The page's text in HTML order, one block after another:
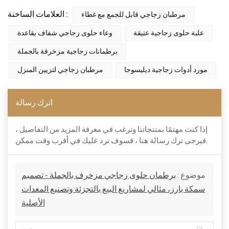
العلامات الساخنة : مرطبان زجاجي قابل للجمع مع غطاء
وعاء حلوى زجاجي شفاف بقاعدة علبة حلوى زجاجية عتيقة
برطمانات زجاجية مزخرفة بالجملة
مرطبان زجاجي لتزيين المنزل مورد أدوات زجاجية ديليسوجا
اترك رسالة
إذا كنت مهتمًا بمنتجاتنا وترغب في معرفة المزيد من التفاصيل ،
موضوع : برطمان حلوى زجاجي مزخرف بالجملة - تصميم
سمكة بارز، مثالي لمشاريع البيع بالتجزئة وتصنيع المعدات
الأصلية